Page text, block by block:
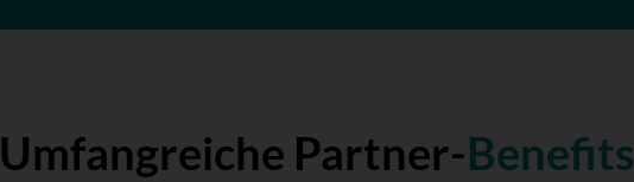
Umfangreiche Partner-Benefits